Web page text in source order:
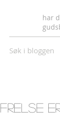
Søk i bloggen
har
Frelse